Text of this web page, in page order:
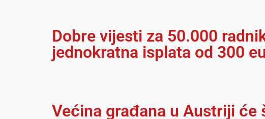
Dobre vijesti za 50.000
jednokratna isplata od 300
Većina građana u Austriji